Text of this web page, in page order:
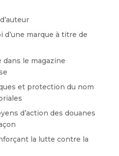
d’une marque à titre de
dans le magazine
et protection du nom
d’action des douanes
la lutte contre la